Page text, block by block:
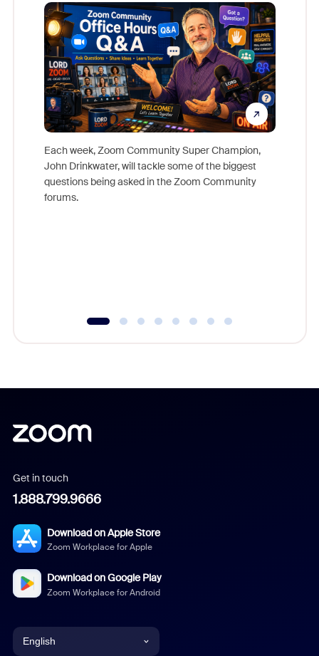
Each week, Zoom Community Super Champion,
John Drinkwater, will tackle some of the biggest
questions being asked in the Zoom Community
forums.
Get in touch
1.888.799.9666
Download on Apple Store
Zoom Workplace for Apple
Download on Google Play
Zoom Workplace for Android
English